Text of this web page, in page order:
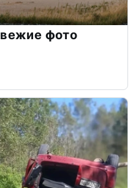
фото